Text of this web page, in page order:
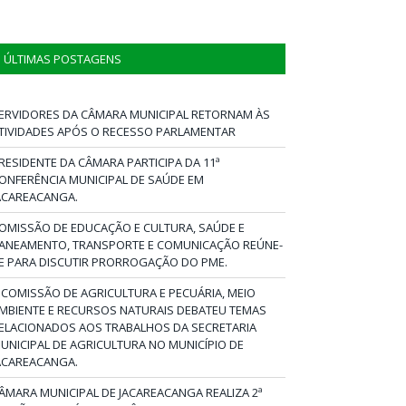
ÚLTIMAS POSTAGENS
DA CÂMARA MUNICIPAL RETORNAM ÀS
APÓS O RECESSO PARLAMENTAR
DA CÂMARA PARTICIPA DA 11ª
MUNICIPAL DE SAÚDE EM
DE EDUCAÇÃO E CULTURA, SAÚDE E
TRANSPORTE E COMUNICAÇÃO REÚNE-
PARA DISCUTIR PRORROGAÇÃO DO PME.
DE AGRICULTURA E PECUÁRIA, MEIO
E RECURSOS NATURAIS DEBATEU TEMAS
AOS TRABALHOS DA SECRETARIA
DE AGRICULTURA NO MUNICÍPIO DE
MUNICIPAL DE JACAREACANGA REALIZA 2ª